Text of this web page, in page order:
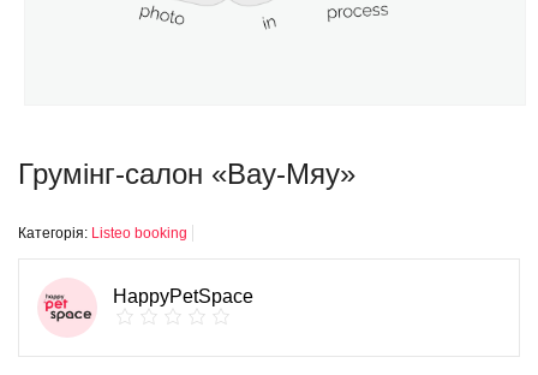
Грумінг-салон «Вау-Мяу»
Категорія: Listeo booking
HappyPetSpace